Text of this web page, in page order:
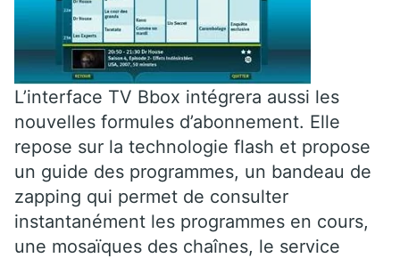
L’interface TV Bbox intégrera aussi les
nouvelles formules d’abonnement. Elle
repose sur la technologie flash et propose
un guide des programmes, un bandeau de
zapping qui permet de consulter
instantanément les programmes en cours,
une mosaïques des chaînes, le service